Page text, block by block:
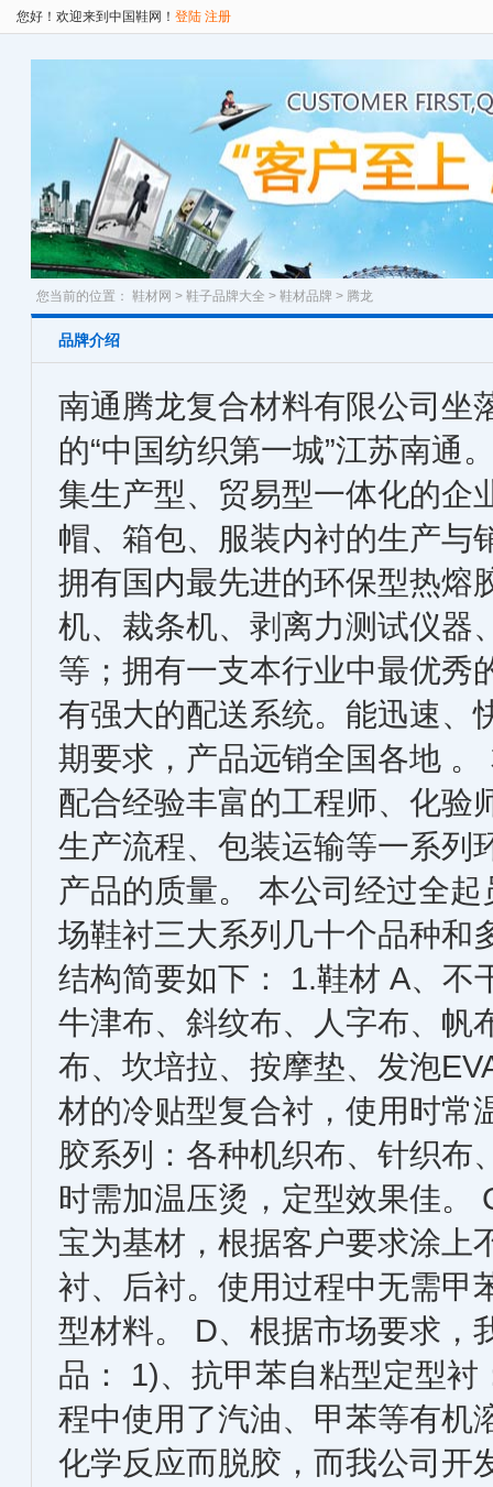
您好！欢迎来到中国鞋网！ 登陆 注册
您当前的位置： 鞋材网 > 鞋子品牌大全 > 鞋材品牌 > 腾龙
品牌介绍
南通腾龙复合材料有限公司坐
的“中国纺织第一城”江苏南通
集生产型、贸易型一体化的企
帽、箱包、服装内衬的生产与
拥有国内最先进的环保型热熔
机、裁条机、剥离力测试仪器
等；拥有一支本行业中最优秀
有强大的配送系统。能迅速、
期要求，产品远销全国各地
配合经验丰富的工程师、化验
生产流程、包装运输等一系列
产品的质量。 本公司经过全
场鞋衬三大系列几十个品种和
结构简要如下： 1.鞋材 A、不
牛津布、斜纹布、人字布、帆
布、坎培拉、按摩垫、发泡
材的冷贴型复合衬，使用时常
胶系列：各种机织布、针织布
时需加温压烫，定型效果佳。
宝为基材，根据客户要求涂上
衬、后衬。使用过程中无需甲
型材料。 D、根据市场要求，
品： 1)、抗甲苯自粘型定型
程中使用了汽油、甲苯等有机
化学反应而脱胶，而我公司开